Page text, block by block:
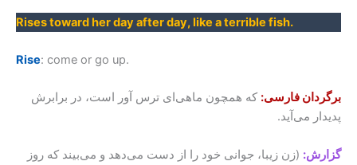
Rises toward her day after day, like a terrible fish.
Rise: come or go up.
برگردان فارسی: که همچون ماهی‌ای ترس آور است، در برابرش
پدیدار می‌آید.
گزارش: (زن زیبا، جوانی خود را از دست می‌دهد و می‌بیند که روز